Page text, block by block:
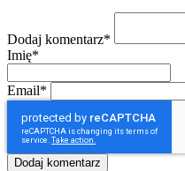
Dodaj komentarz*
Imię*
Email*